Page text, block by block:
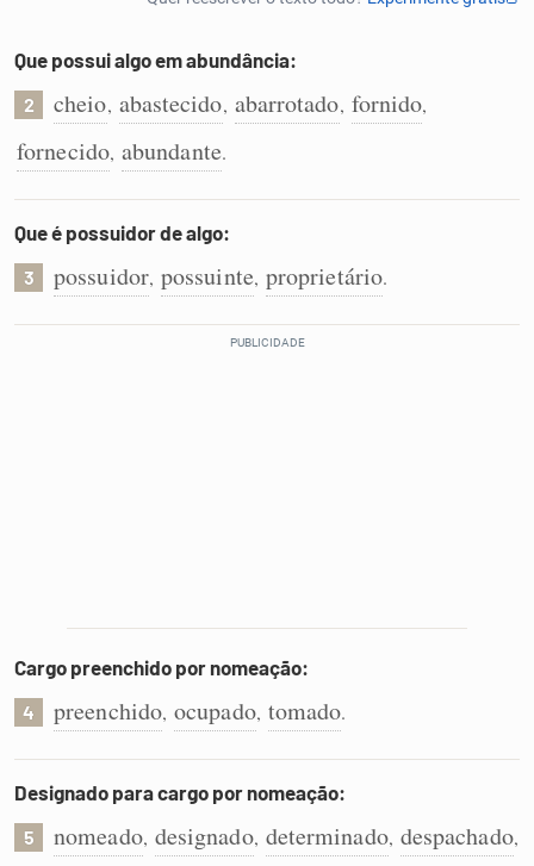
Cata-letras
Conexões
Caça-palavras
Dicionário
Que possui algo em abundância:
2 cheio, abastecido, abarrotado, fornido,
fornecido, abundante.
Que é possuidor de algo:
3 possuidor, possuinte, proprietário.
Cargo preenchido por nomeação:
4 preenchido, ocupado, tomado.
Designado para cargo por nomeação:
5 nomeado, designado, determinado, despachado,